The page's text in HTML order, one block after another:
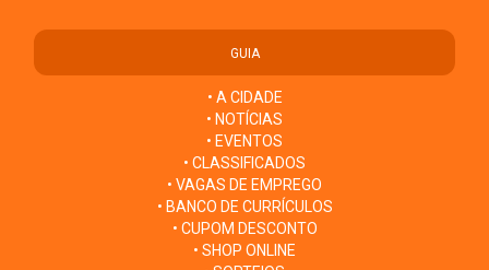
GUIA
• A CIDADE
• NOTÍCIAS
• EVENTOS
• CLASSIFICADOS
• VAGAS DE EMPREGO
• BANCO DE CURRÍCULOS
• CUPOM DESCONTO
• SHOP ONLINE